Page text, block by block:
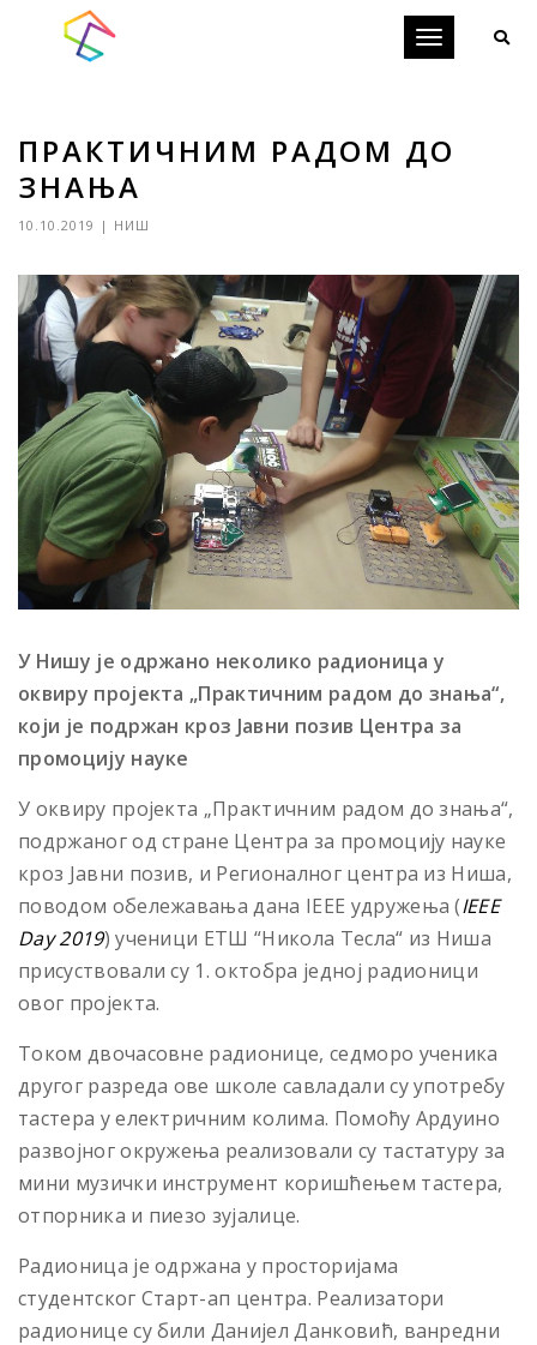
Toggle
ПРАКТИЧНИМ РАДОМ ДО
ЗНАЊА
10.10.2019 | НИШ
У Hишу је одржано неколико радионица у
оквиру пројекта „Практичним радом до знања“,
који је подржан кроз Јавни позив Центра за
промоцију науке
У оквиру пројекта „Практичним радом до знања“,
подржаног од стране Центра за промоцију науке
кроз Јавни позив, и Регионалног центра из Ниша,
поводом обележавања дана IEEE удружења (IEEE
Day2019) ученици ЕТШ “Никола Тесла“ из Ниша
присуствовали су 1. октобра једној радионици
овог пројекта.
Током двочасовне радионице, седморо ученика
другог разреда ове школе савладали су употребу
тастера у електричним колима. Помоћу Ардуино
развојног окружења реализовали су тастатуру за
мини музички инструмент коришћењем тастера,
отпорника и пиезо зујалице.
Радионица је одржана у просторијама
студентског Старт-ап центра. Реализатори
радионице су били Данијел Данковић, ванредни